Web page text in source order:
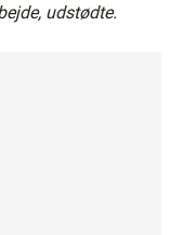
udstødte.